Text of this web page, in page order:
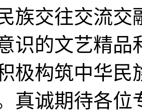
族交往交流交
识的文艺精品
极构筑中华
真诚期待各